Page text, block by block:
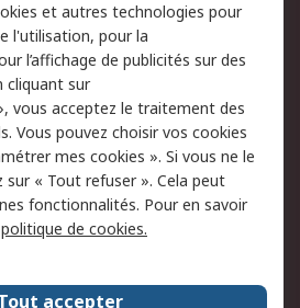
à
Sécurité des E-mails
Politique anti-
corruption
Evénements
et autres technologies pour
l'utilisation, pour la
l’affichage de publicités sur des
cliquant sur
vous acceptez le traitement des
Vous pouvez choisir vos cookies
mes cookies ». Si vous ne le
sur « Tout refuser ». Cela peut
fonctionnalités. Pour en savoir
politique de cookies.
accepter